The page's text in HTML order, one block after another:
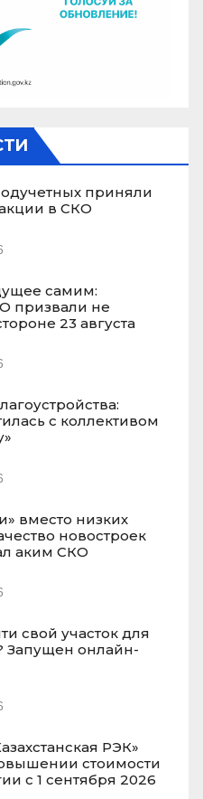
приняли
в СКО
самим:
призвали не
23 августа
с коллективом
вместо низких
новостроек
аким СКО
свой участок для
Запущен онлайн-
РЭК»
стоимости
с 1 сентября 2026